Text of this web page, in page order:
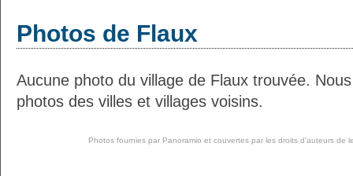
Photos de Flaux
Aucune photo du village de Flaux trouvée.
photos des villes et villages voisins.
Photos fournies par Panoramio et couvertes par les droits d'auteurs de